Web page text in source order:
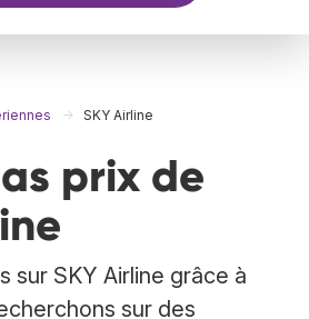
SKY Airline
prix de
sur SKY Airline grâce à
sur des